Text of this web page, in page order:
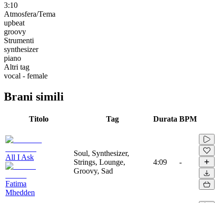
3:10
Atmosfera/Tema
upbeat
groovy
Strumenti
synthesizer
piano
Altri tag
vocal - female
Brani simili
Titolo Tag Durata BPM
All I Ask
Fatima
Mhedden
Soul, Synthesizer,
Strings, Lounge,
Groovy, Sad
4:09 -